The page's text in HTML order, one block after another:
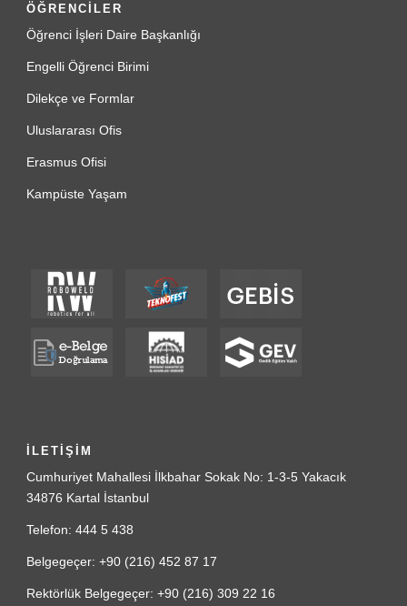
ÖĞRENCİLER
Öğrenci İşleri Daire Başkanlığı
Engelli Öğrenci Birimi
Dilekçe ve Formlar
Uluslararası Ofis
Erasmus Ofisi
Kampüste Yaşam
İLETİŞİM
Cumhuriyet Mahallesi İlkbahar Sokak No: 1-3-5 Yakacık
34876 Kartal İstanbul
Telefon: 444 5 438
Belgegeçer: +90 (216) 452 87 17
Rektörlük Belgegeçer: +90 (216) 309 22 16